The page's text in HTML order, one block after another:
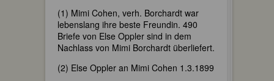
(1) Mimi Cohen, verh. Borchardt war
lebenslang ihre beste Freundin. 490
Briefe von Else Oppler sind in dem
Nachlass von Mimi Borchardt überliefert.
(2) Else Oppler an Mimi Cohen 1.3.1899